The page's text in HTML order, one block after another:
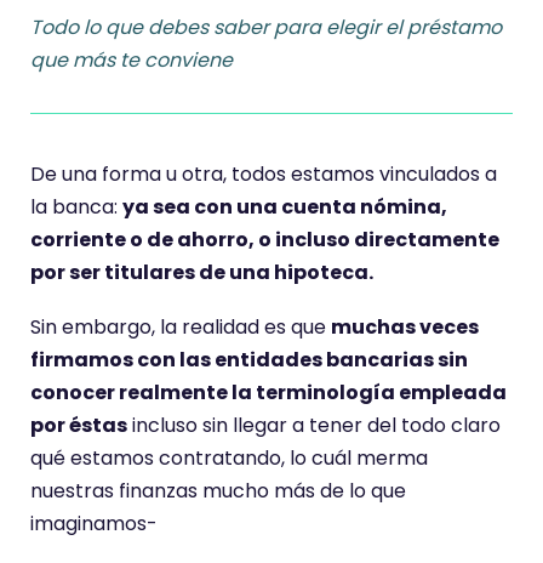
Todo lo que debes saber para elegir el préstamo
que más te conviene
De una forma u otra, todos estamos vinculados a
la banca: ya sea con una cuenta nómina,
corriente o de ahorro, o incluso directamente
por ser titulares de una hipoteca.
Sin embargo, la realidad es que muchas veces
firmamos con las entidades bancarias sin
conocer realmente la terminología empleada
por éstasincluso sin llegar a tener del todo claro
qué estamos contratando, lo cuál merma
nuestras finanzas mucho más de lo que
imaginamos-